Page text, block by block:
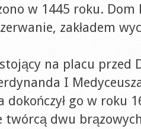
w 1445 roku.
zakładem
na placu przed
I
dokończył go w roku
twórcą dwu